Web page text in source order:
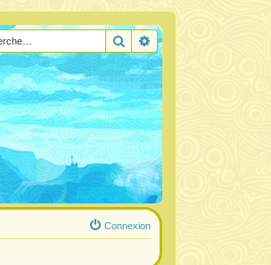
RechercherRecherche avancée
Connexion